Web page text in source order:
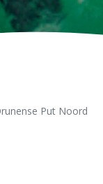
Put Noord